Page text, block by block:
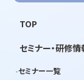
TOP
セミナー・研修情
セミナー一覧